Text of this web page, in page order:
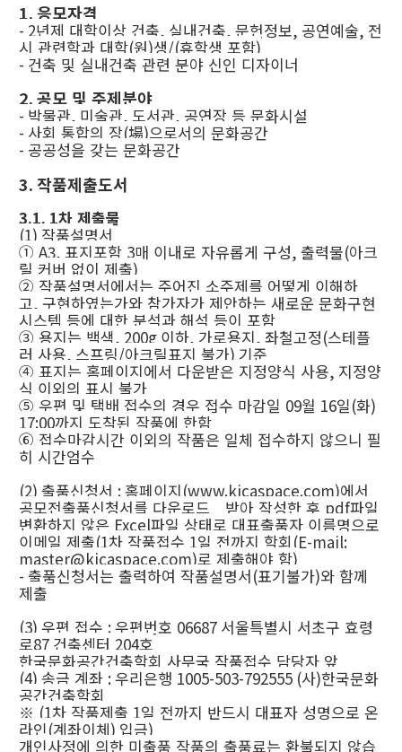
1. 응모자격
- 2년제 대학이상 건축, 실내건축, 문헌정보, 공연예술, 전
시 관련학과 대학(원)생/(휴학생 포함)
- 건축 및 실내건축 관련 분야 신인 디자이너
2.공모 및 주제분야
- 박물관, 미술관, 도서관, 공연장 등 문화시설
- 사회 통합의 장(場)으로서의 문화공간
- 공공성을 갖는 문화공간
3. 작품제출도서
3.1. 1차 제출물
(1) 작품설명서
① A3, 표지포함 3매 이내로 자유롭게 구성, 출력물(아크
릴 커버 없이 제출)
② 작품설명서에서는 주어진 소주제를 어떻게 이해하
고, 구현하였는가와 참가자가 제안하는 새로운 문화구현
시스템 등에 대한 분석과 해석 등이 포함
③ 용지는 백색, 200g 이하, 가로용지, 좌철고정(스테플
러 사용, 스프링/아크릴표지 불가) 기준
④ 표지는 홈페이지에서 다운받은 지정양식 사용, 지정양
식 이외의 표시 불가
⑤ 우편 및 택배 접수의 경우 접수 마감일 09월 16일(화)
17:00까지 도착된 작품에 한함
⑥ 접수마감시간 이외의 작품은 일체 접수하지 않으니 필
히 시간엄수
(2) 출품신청서 :홈페이지(www.kicaspace.com)에서
공모전출품신청서를 다운로드 받아 작성한 후 pdf파일
변환하지 않은 Excel파일 상태로 대표출품자 이름명으로
이메일 제출(1차 작품접수 1일 전까지 학회 (E-mail:
master@kicaspace.com)로 제출해야 함)
- 출품신청서는 출력하여 작품설명서(표기불가)와 함께
제출
(3) 우편 접수 :우편번호 06687 서울특별시 서초구 효령
로87 건축센터 204호
한국문화공간건축학회 사무국 작품접수 담당자 앞
(4) 송금 계좌 :우리은행 1005-503-792555 (사)한국문화
공간건축학회
※ (1차 작품제출 1일 전까지 반드시 대표자 성명으로 온
라인(계좌이체) 입금)
개인사정에 의한 미출품 작품의 출품료는 환불되지 않습